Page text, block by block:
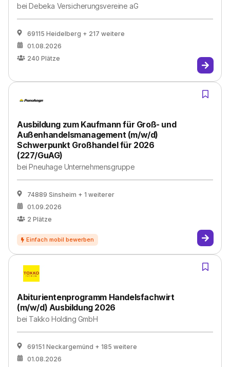
beiDebeka Versicherungsvereine aG
69115 Heidelberg + 217 weitere
01.08.2026
240 Plätze
Ausbildung zum Kaufmann für Groß- und
Außenhandelsmanagement (m/w/d)
Schwerpunkt Großhandel für 2026
(227/GuAG)
beiPneuhage Unternehmensgruppe
74889 Sinsheim + 1 weiterer
01.09.2026
2 Plätze
Abiturientenprogramm Handelsfachwirt
(m/w/d) Ausbildung 2026
bei Takko Holding GmbH
69151 Neckargemünd + 185 weitere
01.08.2026